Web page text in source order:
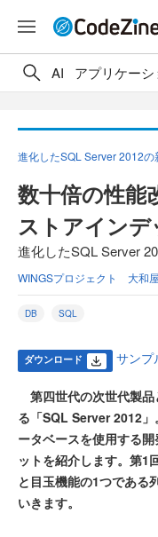
AI アプリケー
進化したSQL Server 2012の
数十倍の性能
ストアインデ
進化したSQL Server
WINGSプロジェクト 大和
DB SQL
ダウンロード サンプ
第四世代の次世代製品
る「SQL Server 2012
ータベースを使用する
ットを紹介します。第1
と目玉機能の1つである
いきます。